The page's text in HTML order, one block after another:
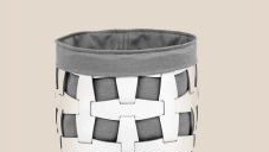
КОРЗИНА ДЛЯ
ХРАНЕНИЯ
#MSR027-3